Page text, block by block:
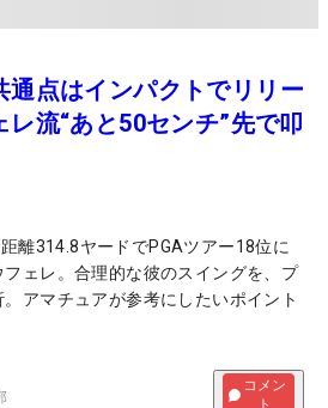
通点はインパクトでリリー
流“あと50センチ”先で叩
離314.8ヤードでPGAツアー18位に
ェレ。合理的な彼のスイングを、プ
アマチュアが参考にしたいポイント
コメン
ト